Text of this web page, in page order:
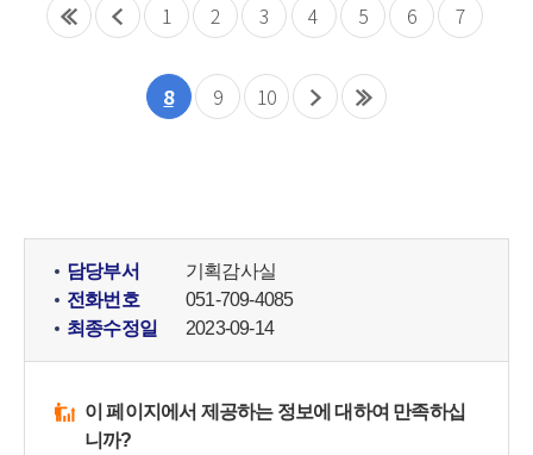
1 2 3 4 5 6 7
8 9 10
담당부서
기획감사실
전화번호
051-709-4085
최종수정일
2023-09-14
이 페이지에서 제공하는 정보에 대하여 만족하십
니까?